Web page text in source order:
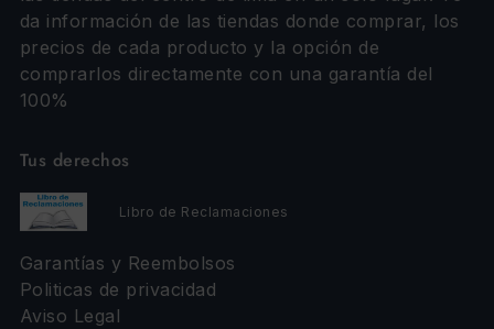
da información de las tiendas donde comprar, los
precios de cada producto y la opción de
comprarlos directamente con una garantía del
100%
Tus derechos
Libro de Reclamaciones
Garantías y Reembolsos
Politicas de privacidad
Aviso Legal